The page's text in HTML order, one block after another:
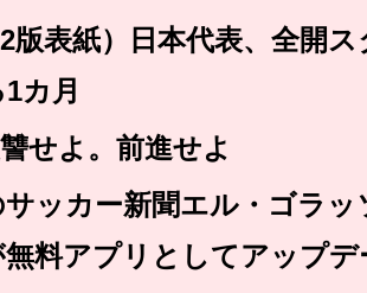
版表紙）日本代表、全開
カ月
せよ。前進せよ
サッカー新聞エル・ゴラ
料アプリとしてアップデ